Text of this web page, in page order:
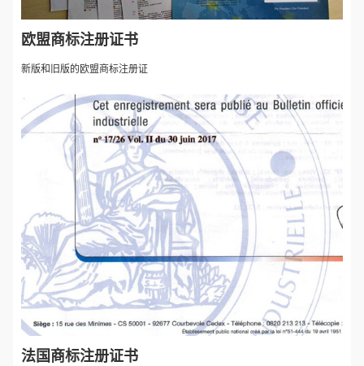
欧盟商标注册证书
新版和旧版的欧盟商标注册证
法国商标注册证书